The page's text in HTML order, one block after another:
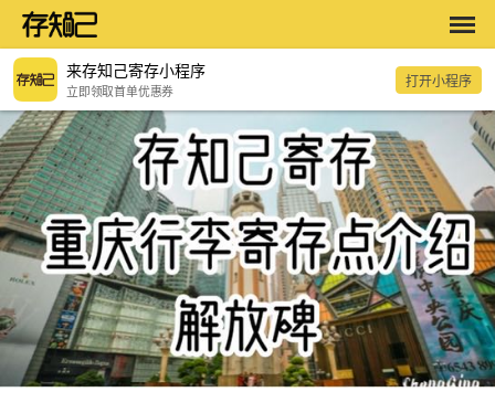
来存知己寄存小程序
立即领取首单优惠券
打开小程序